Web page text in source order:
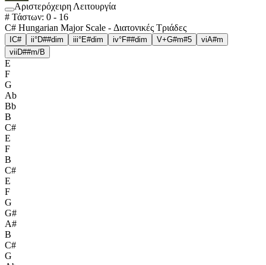
Αριστερόχειρη Λειτουργία
# Τάστων: 0 - 16
C# Hungarian Major Scale - Διατονικές Τριάδες
C# ii°D##dim iii°E#dim iv°F##dim V+G#m#5 viA#m
vii D##m/B
E
F
G
Ab
Bb
B
C#
E
F
B
C#
E
F
G
G#
A#
B
C#
G